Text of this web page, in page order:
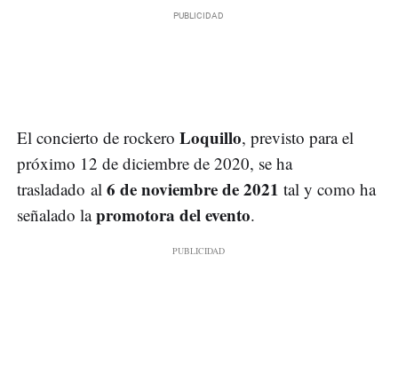
El concierto de rockero Loquillo, previsto para el
próximo 12 de diciembre de 2020, se ha
trasladado al 6 de noviembre de 2021 tal y como ha
señalado lapromotora del evento.